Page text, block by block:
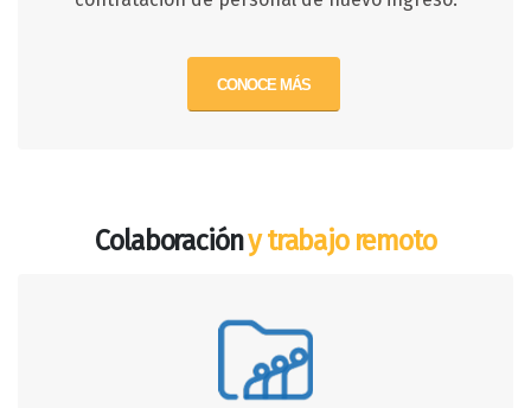
CONOCE MÁS
Colaboracióny trabajo remoto